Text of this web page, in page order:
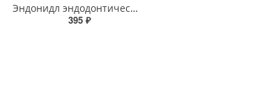
Эндонидл эндодонтические иглы 0, 35x25mm (28Gx1»)
395 ₽